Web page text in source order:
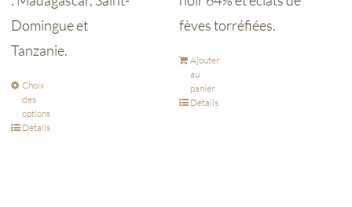
Domingue et
Tanzanie.
Choix
des
options
Détails
fèves torréfiées.
Ajouter
au
panier
Détails